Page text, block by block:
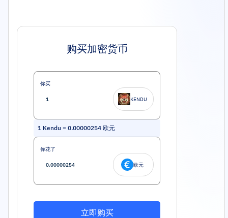
购买加密货币
你买
KENDU
1 Kendu = 0.00000254 欧元
你花了
欧元
立即购买